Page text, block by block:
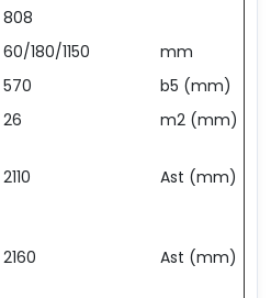
808
60/180/1150
mm
570
b5 (mm)
26
m2 (mm)
2110 Ast (mm)
2160 Ast (mm)